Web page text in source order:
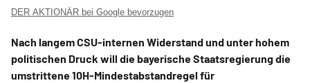
DER AKTIONÄR bei Google bevorzugen
Nach langem CSU-internen Widerstand und unter hohem
politischen Druck will die bayerische Staatsregierung die
umstrittene 10H-Mindestabstandregel für